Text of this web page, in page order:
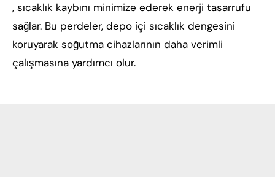
, sıcaklık kaybını minimize ederek enerji tasarrufu
sağlar. Bu perdeler, depo içi sıcaklık dengesini
koruyarak soğutma cihazlarının daha verimli
çalışmasına yardımcı olur.